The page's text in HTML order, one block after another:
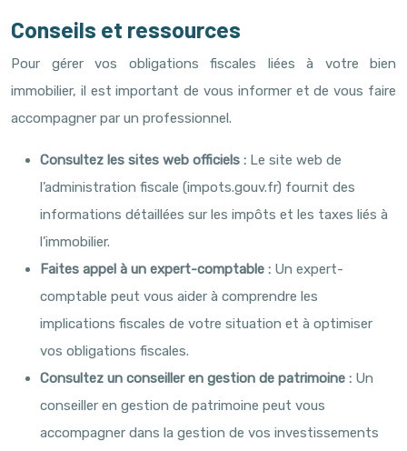
Conseils et ressources
Pour gérer vos obligations fiscales liées à votre bien
immobilier, il est important de vous informer et de vous faire
accompagner par un professionnel.
Consultez les sites web officiels : Le site web de
l’administration fiscale (impots.gouv.fr) fournit des
informations détaillées sur les impôts et les taxes liés à
l’immobilier.
Faites appel à un expert-comptable : Un expert-
comptable peut vous aider à comprendre les
implications fiscales de votre situation et à optimiser
vos obligations fiscales.
Consultez un conseiller en gestion de patrimoine : Un
conseiller en gestion de patrimoine peut vous
accompagner dans la gestion de vos investissements